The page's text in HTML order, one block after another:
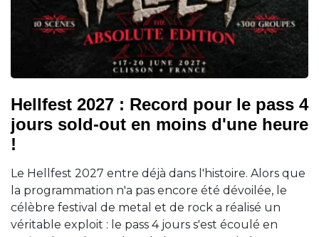
Hellfest 2027 : Record pour le pass 4
jours sold-out en moins d'une heure
!
Le Hellfest 2027 entre déjà dans l'histoire. Alors que
la programmation n'a pas encore été dévoilée, le
célèbre festival de metal et de rock a réalisé un
véritable exploit : le pass 4 jours s'est écoulé en